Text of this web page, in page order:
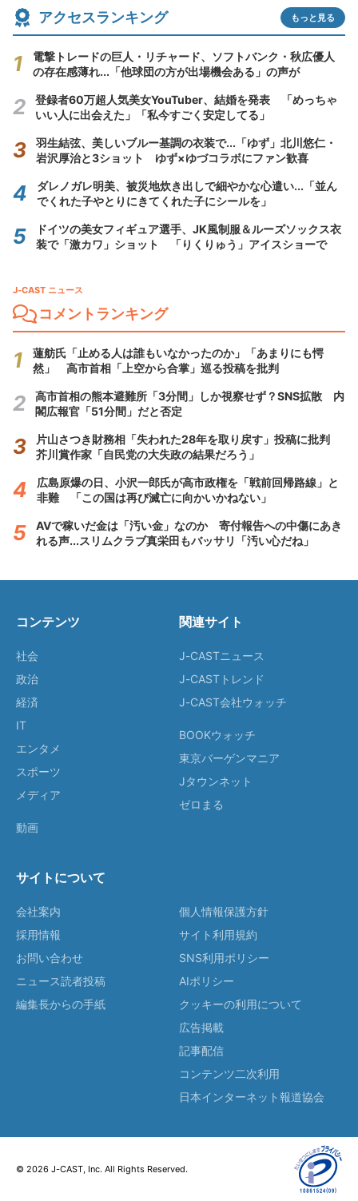
アクセスランキング もっと見る
電撃トレードの巨人・リチャード、ソフトバンク・秋広優人
の存在感薄れ...「他球団の方が出場機会ある」の声が
登録者60万超人気美女YouTuber、結婚を発表 「めっちゃ
いい人に出会えた」「私今すごく安定してる」
羽生結弦、美しいブルー基調の衣装で...「ゆず」北川悠仁・
岩沢厚治と3ショット ゆず×ゆづコラボにファン歓喜
ダレノガレ明美、被災地炊き出しで細やかな心遣い...「並ん
でくれた子やとりにきてくれた子にシールを」
ドイツの美女フィギュア選手、JK風制服＆ルーズソックス衣
装で「激カワ」ショット 「りくりゅう」アイスショーで
J-CAST ニュース
コメントランキング
蓮舫氏「止める人は誰もいなかったのか」「あまりにも愕
然」 高市首相「上空から合掌」巡る投稿を批判
高市首相の熊本避難所「3分間」しか視察せず？SNS拡散 内
閣広報官「51分間」だと否定
片山さつき財務相「失われた28年を取り戻す」投稿に批判
芥川賞作家「自民党の大失政の結果だろう」
広島原爆の日、小沢一郎氏が高市政権を「戦前回帰路線」と
非難 「この国は再び滅亡に向かいかねない」
AVで稼いだ金は「汚い金」なのか 寄付報告への中傷にあき
れる声...スリムクラブ真栄田もバッサリ「汚い心だね」
コンテンツ
社会
政治
経済
IT
エンタメ
スポーツ
メディア
動画
関連サイト
J-CASTニュース
J-CASTトレンド
J-CAST会社ウォッチ
BOOKウォッチ
東京バーゲンマニア
Jタウンネット
ゼロまる
サイトについて
会社案内
採用情報
お問い合わせ
ニュース読者投稿
編集長からの手紙
個人情報保護方針
サイト利用規約
SNS利用ポリシー
AIポリシー
クッキーの利用について
広告掲載
記事配信
コンテンツ二次利用
日本インターネット報道協会
© 2026 J-CAST, Inc. All Rights Reserved.